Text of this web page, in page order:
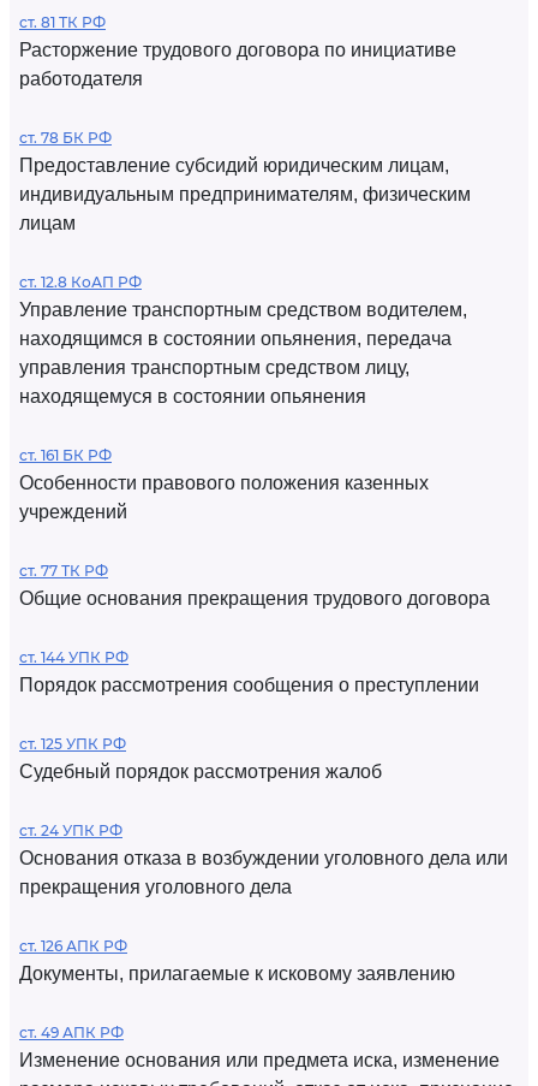
ст. 81 ТК РФ
Расторжение трудового договора по инициативе
работодателя
ст. 78 БК РФ
Предоставление субсидий юридическим лицам,
индивидуальным предпринимателям, физическим
лицам
ст. 12.8 КоАП РФ
Управление транспортным средством водителем,
находящимся в состоянии опьянения, передача
управления транспортным средством лицу,
находящемуся в состоянии опьянения
ст. 161 БК РФ
Особенности правового положения казенных
учреждений
ст. 77 ТК РФ
Общие основания прекращения трудового договора
ст. 144 УПК РФ
Порядок рассмотрения сообщения о преступлении
ст. 125 УПК РФ
Судебный порядок рассмотрения жалоб
ст. 24 УПК РФ
Основания отказа в возбуждении уголовного дела или
прекращения уголовного дела
ст. 126 АПК РФ
Документы, прилагаемые к исковому заявлению
ст. 49 АПК РФ
Изменение основания или предмета иска, изменение